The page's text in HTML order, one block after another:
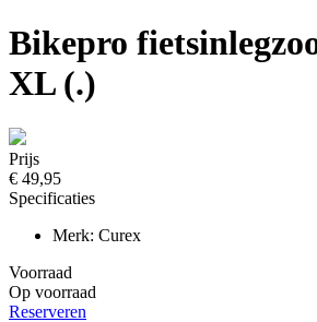
Bikepro
XL (.)
Prijs
€ 49,95
Specificaties
Merk: Curex
Voorraad
Op voorraad
Reserveren